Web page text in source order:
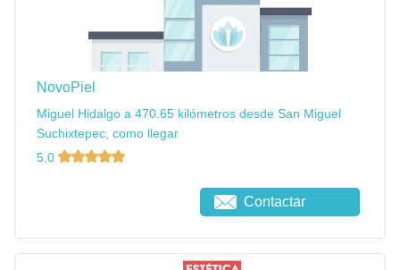
NovoPiel
Miguel Hidalgo a 470.65 kilómetros desde San Miguel
Suchixtepec, como llegar
5,0
Contactar